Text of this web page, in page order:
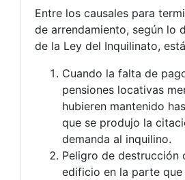
Entre los causales para
de arrendamiento, según lo
de la Ley del Inquilinato,
Cuando la falta de
pensiones locativas
hubieren mantenido
que se produjo la
demanda al inquilino.
Peligro de destrucción
edificio en la parte